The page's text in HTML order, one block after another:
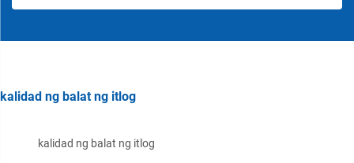
kalidad ng balat ng itlog
kalidad ng balat ng itlog